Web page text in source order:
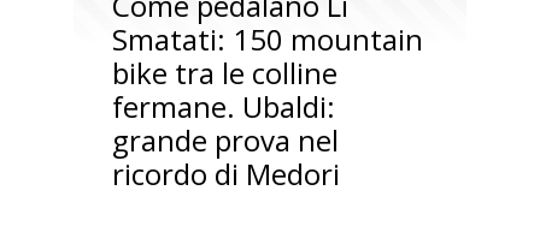
Smatati: 150 mountain
bike tra le colline
fermane. Ubaldi:
grande prova nel
ricordo di Medori